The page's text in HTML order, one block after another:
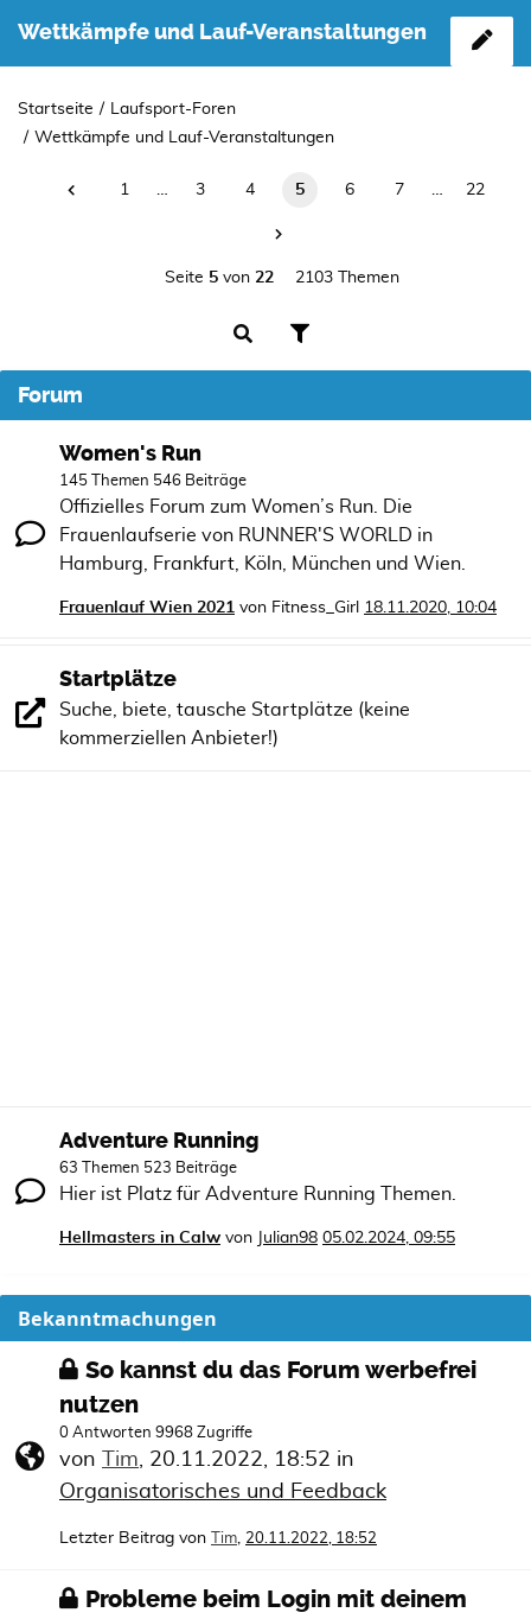
Wettkämpfe und Lauf-Veranstaltungen
Startseite
Laufsport-Foren
Wettkämpfe und Lauf-Veranstaltungen
1 … 3 4 5 6 7 … 22
Seite 5 von 22 2103 Themen
Forum
Women's Run
145 Themen 546 Beiträge
Offizielles Forum zum Women’s Run. Die
Frauenlaufserie von RUNNER'S WORLD in
Hamburg, Frankfurt, Köln, München und Wien.
Frauenlauf Wien 2021 von Fitness_Girl 18.11.2020, 10:04
Startplätze
Suche, biete, tausche Startplätze (keine
kommerziellen Anbieter!)
Adventure Running
63 Themen 523 Beiträge
Hier ist Platz für Adventure Running Themen.
Hellmasters in Calw von Julian98 05.02.2024, 09:55
Bekanntmachungen
So kannst du das Forum werbefrei
nutzen
0 Antworten 9968 Zugriffe
von Tim, 20.11.2022, 18:52 in
Organisatorisches und Feedback
Letzter Beitrag von Tim, 20.11.2022, 18:52
Probleme beim Login mit deinem